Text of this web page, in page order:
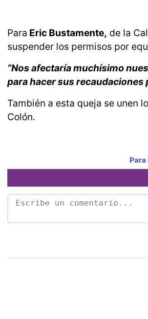
Para Eric Bustamente, de la
suspender los permisos por
“Nos afectaría muchísimo
para hacer sus recaudaciones
También a esta queja se unen
Colón.